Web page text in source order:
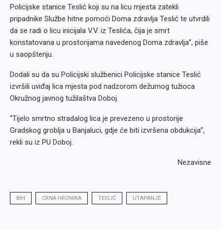
Policijske stanice Teslić koji su na licu mjesta zatekli
pripadnike Službe hitne pomoći Doma zdravlja Teslić te utvrdili
da se radi o licu inicijala V.V. iz Teslića, čija je smrt
konstatovana u prostorijama navedenog Doma zdravlja”, piše
u saopštenju.
Dodali su da su Policijski službenici Policijske stanice Teslić
izvršili uviđaj lica mjesta pod nadzorom dežurnog tužioca
Okružnog javnog tužilaštva Doboj.
“Tijelo smrtno stradalog lica je prevezeno u prostorije
Gradskog groblja u Banjaluci, gdje će biti izvršena obdukcija”,
rekli su iz PU Doboj.
Nezavisne
BIH CRNA HRONIKA TESLIĆ UTAPANJE